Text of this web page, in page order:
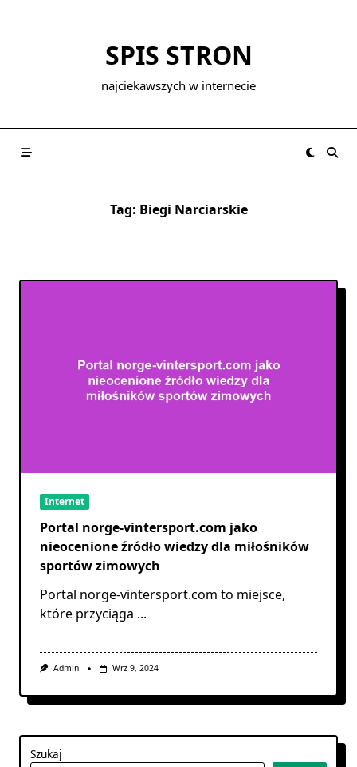
SPIS STRON
najciekawszych w internecie
Tag: Biegi Narciarskie
Internet
Portal norge-vintersport.com jako
nieocenione źródło wiedzy dla miłośników
sportów zimowych
Portal norge-vintersport.com to miejsce,
które przyciąga ...
Admin Wrz 9, 2024
Szukaj